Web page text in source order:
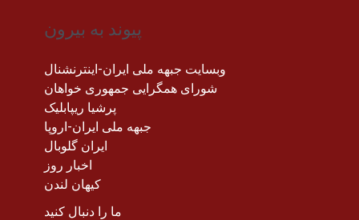
پیوند به بیرون
وبسایت جبهه ملی ایران-اینترنشنال
شورای همگرایی جمهوری خواهان
پرشیا ریپابلیک
جبهه ملی ایران-اروپا
ایران گلوبال
اخبار روز
کیهان لندن
ما را دنبال کنید